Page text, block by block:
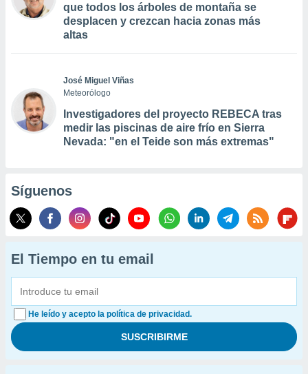
que todos los árboles de montaña se
desplacen y crezcan hacia zonas más
altas
José Miguel Viñas
Meteorólogo
Investigadores del proyecto REBECA tras
medir las piscinas de aire frío en Sierra
Nevada: "en el Teide son más extremas"
Síguenos
El Tiempo en tu email
He leído y acepto la política de privacidad.